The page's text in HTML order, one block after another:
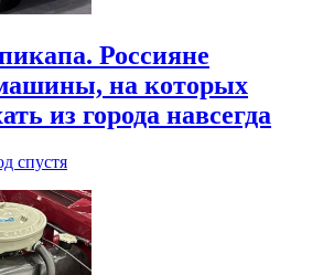
Россияне
на которых
из города навсегда
спустя